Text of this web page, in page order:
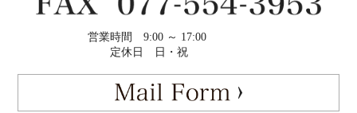
営業時間
9:00 ～ 17:00
定休日
日・祝